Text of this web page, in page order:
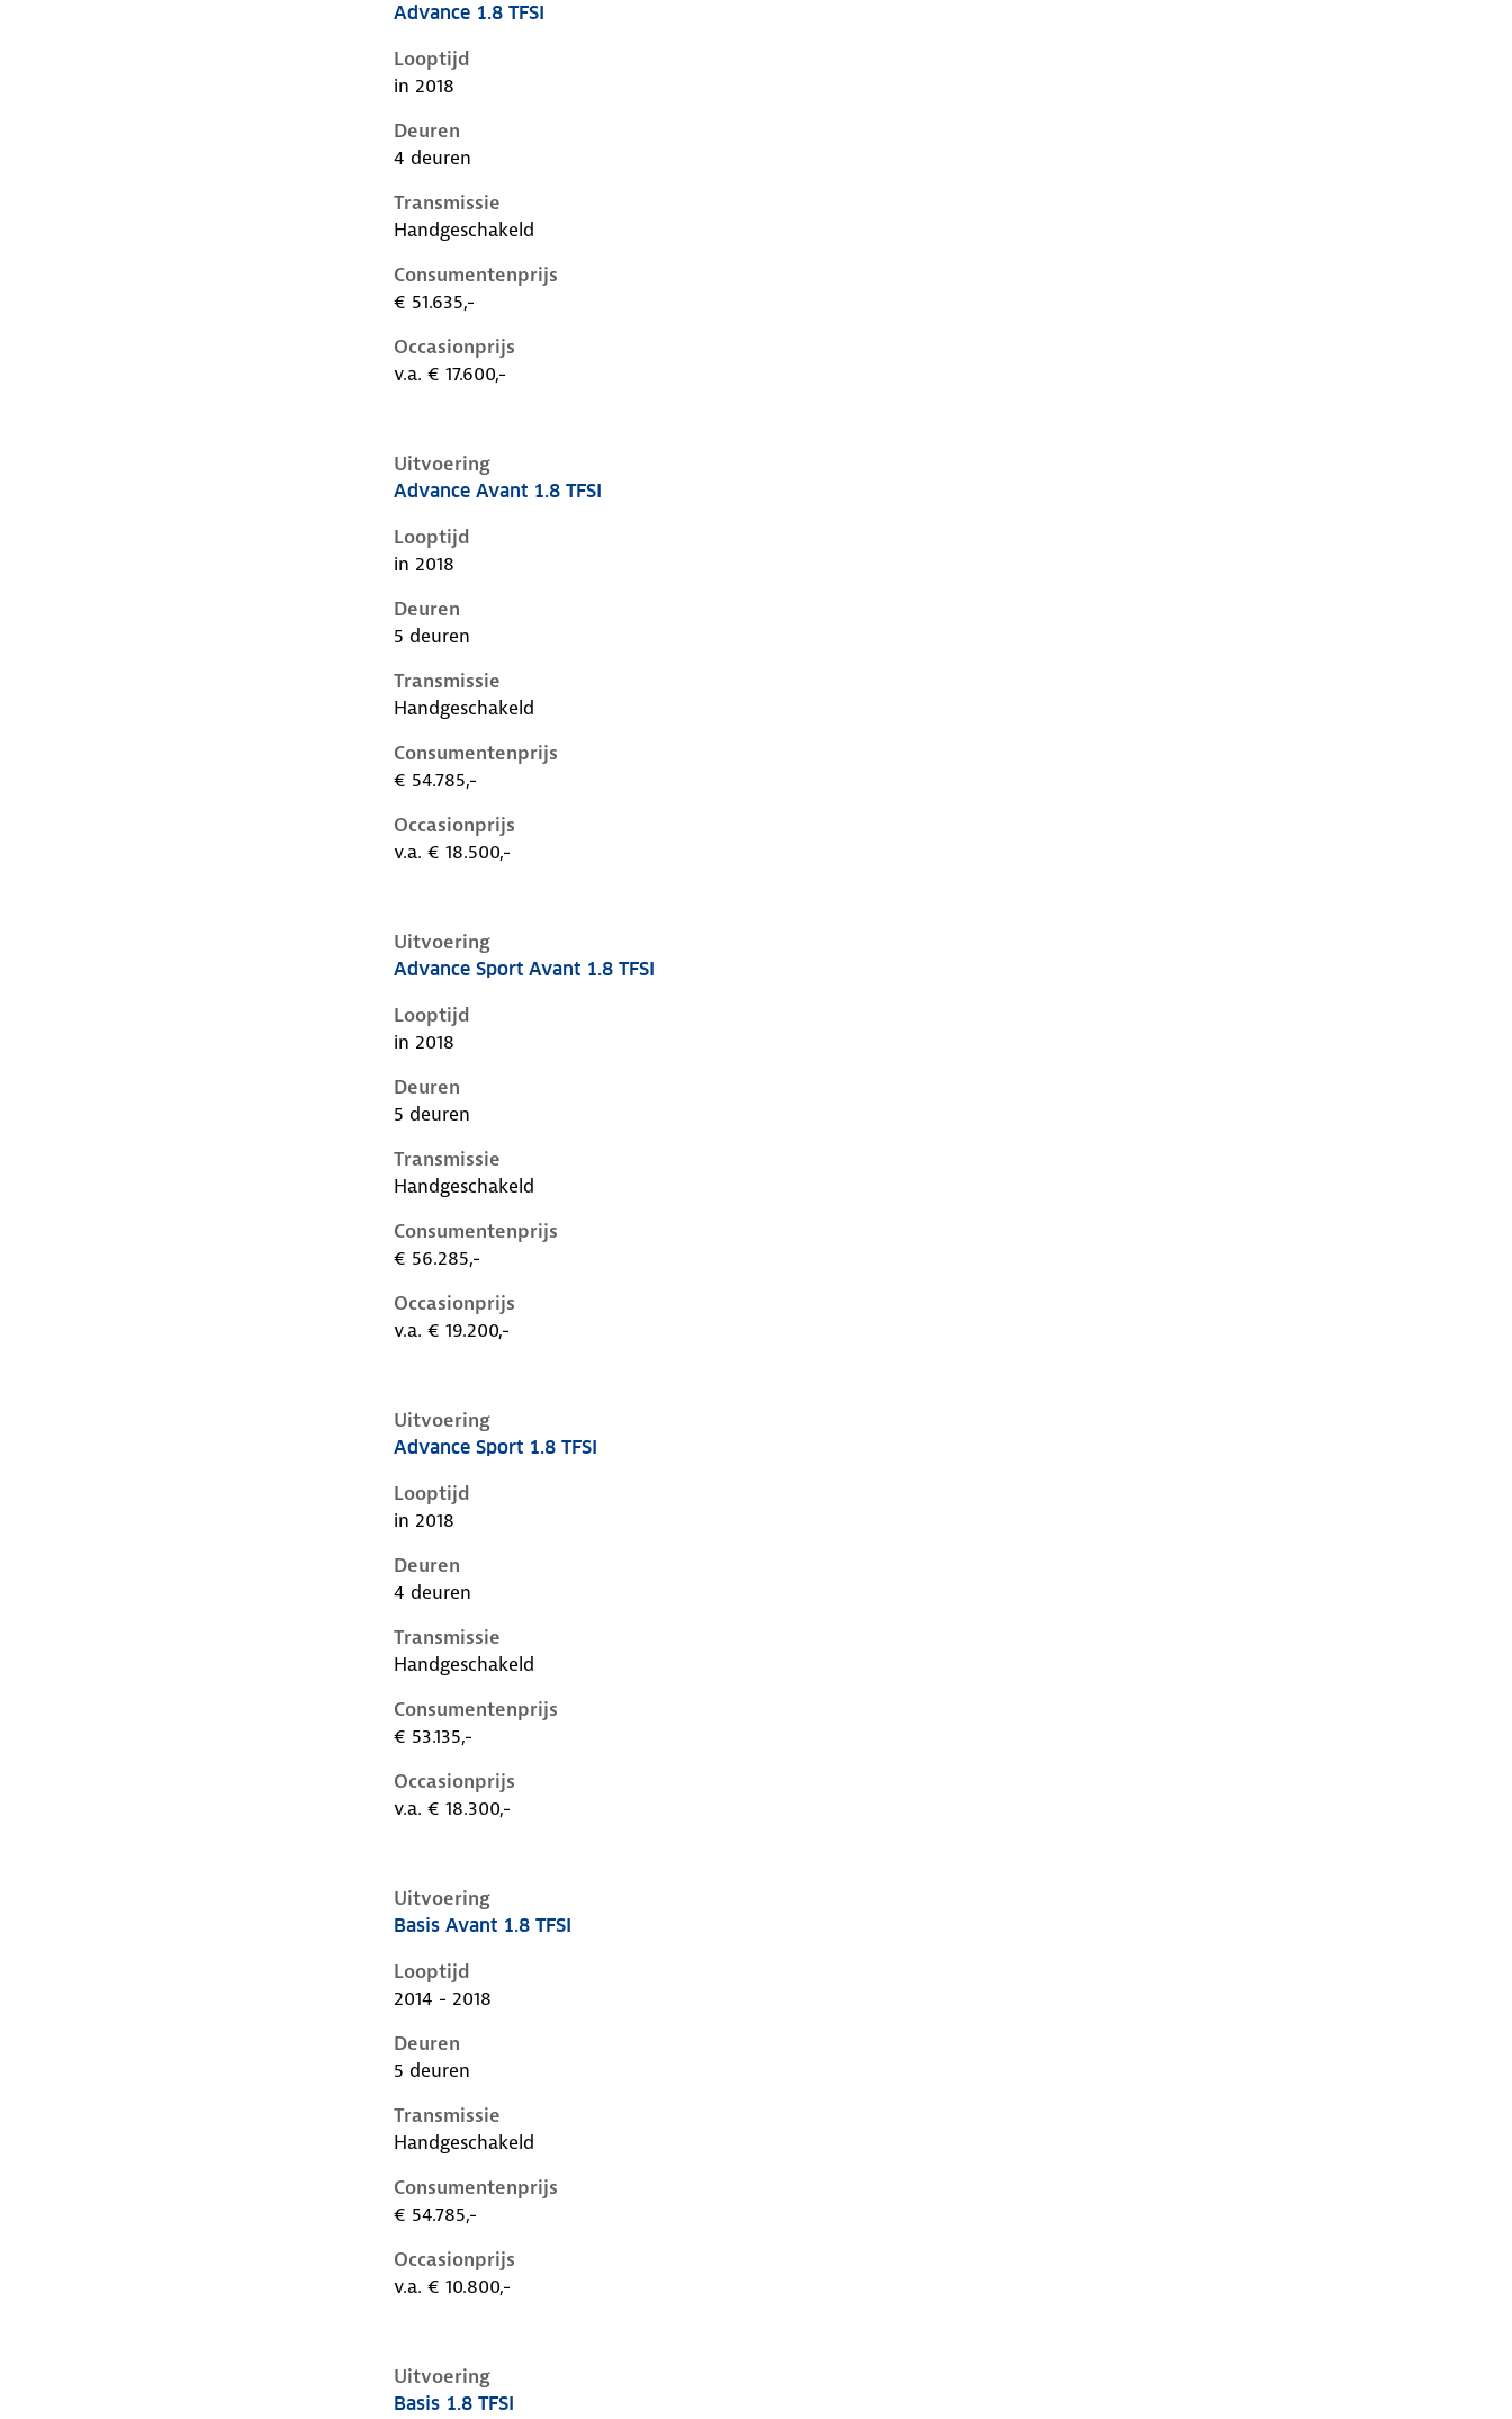
Audi A6 iv-c7-1e-facelift, 1.8 tfsi, 140 kW, Benzine, 4 deuren
Advance 1.8 TFSI
Looptijd
in 2018
Deuren
4 deuren
Transmissie
Handgeschakeld
Consumentenprijs
€ 51.635,-
Occasionprijs
v.a. € 17.600,-
Uitvoering
Audi A6 iv-c7-1e-facelift, avant 1.8 tfsi, 140 kW, Benzine, 5 deuren
Advance Avant 1.8 TFSI
Looptijd
in 2018
Deuren
5 deuren
Transmissie
Handgeschakeld
Consumentenprijs
€ 54.785,-
Occasionprijs
v.a. € 18.500,-
Uitvoering
Audi A6 iv-c7-1e-facelift, avant 1.8 tfsi, 140 kW, Benzine, 5 deuren
Advance Sport Avant 1.8 TFSI
Looptijd
in 2018
Deuren
5 deuren
Transmissie
Handgeschakeld
Consumentenprijs
€ 56.285,-
Occasionprijs
v.a. € 19.200,-
Uitvoering
Audi A6 iv-c7-1e-facelift, 1.8 tfsi, 140 kW, Benzine, 4 deuren
Advance Sport 1.8 TFSI
Looptijd
in 2018
Deuren
4 deuren
Transmissie
Handgeschakeld
Consumentenprijs
€ 53.135,-
Occasionprijs
v.a. € 18.300,-
Uitvoering
Audi A6 iv-c7-1e-facelift, avant 1.8 tfsi, 140 kW, Benzine, 5 deuren
Basis Avant 1.8 TFSI
Looptijd
2014 - 2018
Deuren
5 deuren
Transmissie
Handgeschakeld
Consumentenprijs
€ 54.785,-
Occasionprijs
v.a. € 10.800,-
Uitvoering
Basis 1.8 TFSI